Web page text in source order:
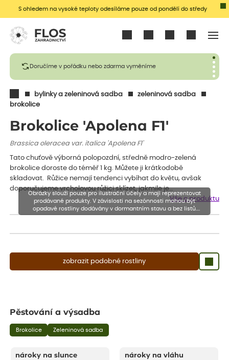
S ohledem na vysoké teploty odesíláme pouze od pondělí do středy
Doručíme v pořádku nebo zdarma vyměníme
bylinky a zeleninová sadba
zeleninová sadba
brokolice
Brokolice 'Apolena F1'
Brassica oleracea var. italica 'Apolena F1'
Tato chuťově výborná polopozdní, středně modro-zelená
brokolice doroste do téměř 1 kg. Můžete ji krátkodobě
skladovat. Růžice nemají tendenci vybíhat do květu, avšak
doporučujeme vrcholovou růžici sklízet, jakmile je…
Vše o produktu
zobrazit podobné rostliny
Obrázky slouží pouze pro ilustrační účely a mají reprezentovat
prodávané produkty. V závislosti na sezónnosti mohou být
opadavé rostliny dodávány v dormantním stavu a bez listů.
Rostliny mohou být také sestřiženy níže, než je uvedená výška,
Pěstování a výsadba
Brokolice Zeleninová sadba
nároky na slunce nároky na vláhu